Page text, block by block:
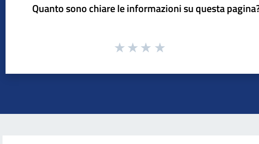
Quanto sono chiare le informazioni su questa